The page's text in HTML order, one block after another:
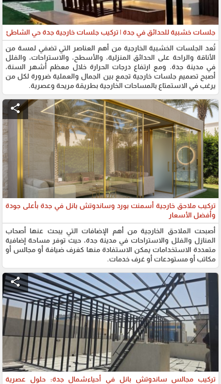
جلسات خشبية للحدائق في جدة | تركيب جلسات خارجية جدة حي الشاطئ
تُعد الجلسات الخشبية الخارجية من أهم العناصر التي تضفي لمسة من
الأناقة والراحة على الحدائق المنزلية، والأسطح، والاستراحات، والفلل
في مدينة جدة. ومع ارتفاع درجات الحرارة خلال معظم أشهر السنة،
أصبح تصميم جلسات خارجية تجمع بين الجمال والعملية ضرورة لكل من
يرغب في الاستمتاع بالمساحات الخارجية بطريقة مريحة وعصرية.
share
تركيب ملاحق خارجية أسمنت بورد وساندوتش بانل في جدة بأعلى جودة
وأفضل الأسعار
أصبحت الملاحق الخارجية من أهم الإضافات التي يبحث عنها أصحاب
المنازل والفلل والاستراحات في مدينة جدة، حيث توفر مساحة إضافية
متعددة الاستخدامات يمكن الاستفادة منها كغرف ضيافة أو مجالس أو
مكاتب أو مستودعات أو غرف خدمات.
share
تركيب مجالس ساندوتش بانل في أحياءشمال جدة: حلول عصرية